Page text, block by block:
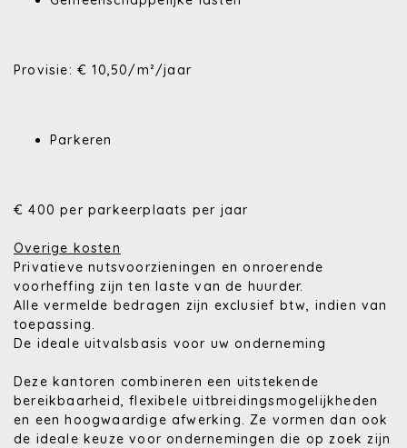
Provisie: € 10,50/m²/jaar
Parkeren
€ 400 per parkeerplaats per jaar
Overige kosten
Privatieve nutsvoorzieningen en onroerende
voorheffing zijn ten laste van de huurder.
Alle vermelde bedragen zijn exclusief btw, indien van
toepassing.
De ideale uitvalsbasis voor uw onderneming
Deze kantoren combineren een uitstekende
bereikbaarheid, flexibele uitbreidingsmogelijkheden
en een hoogwaardige afwerking. Ze vormen dan ook
de ideale keuze voor ondernemingen die op zoek zijn